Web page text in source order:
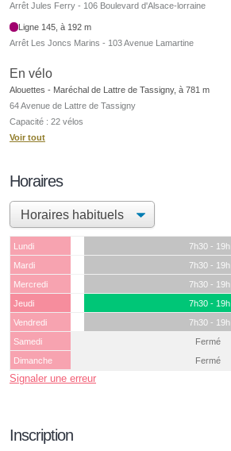
Arrêt Jules Ferry - 106 Boulevard d'Alsace-lorraine
Ligne 145, à 192 m
Arrêt Les Joncs Marins - 103 Avenue Lamartine
En vélo
Alouettes - Maréchal de Lattre de Tassigny, à 781 m
64 Avenue de Lattre de Tassigny
Capacité : 22 vélos
Voir tout
Horaires
Lundi
7h30 - 19h
Mardi
7h30 - 19h
Mercredi
7h30 - 19h
Jeudi
7h30 - 19h
Vendredi
7h30 - 19h
Samedi
Fermé
Dimanche
Fermé
Signaler une erreur
Inscription